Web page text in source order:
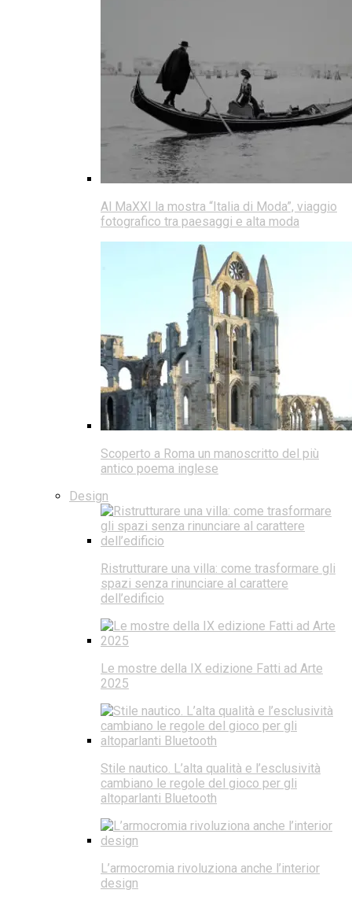
Al MaXXI la mostra “Italia di Moda”, viaggio
fotografico tra paesaggi e alta moda
Scoperto a Roma un manoscritto del più
antico poema inglese
Design
Ristrutturare una villa: come trasformare gli
spazi senza rinunciare al carattere
dell’edificio
Le mostre della IX edizione Fatti ad Arte
2025
Stile nautico. L’alta qualità e l’esclusività
cambiano le regole del gioco per gli
altoparlanti Bluetooth
L’armocromia rivoluziona anche l’interior
design